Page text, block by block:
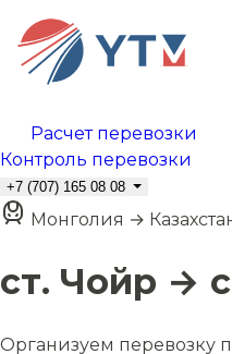
Расчет перевозки
Контроль перевозки
+7 (707) 165 08 08
Монголия →
ст. Чойр →
Организуем перевозку